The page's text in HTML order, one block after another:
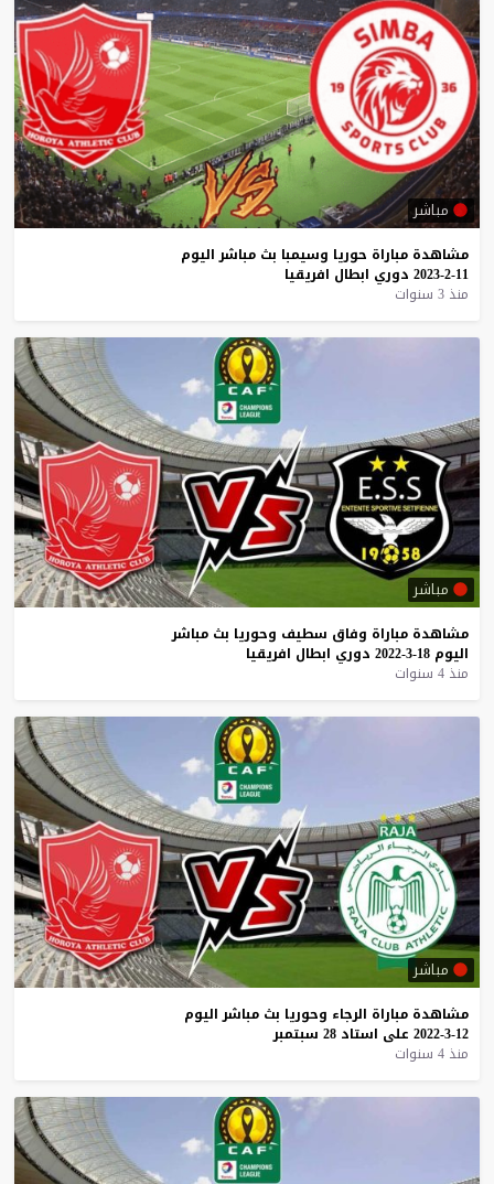
مباشر
مشاهدة مباراة حوريا وسيمبا بث مباشر اليوم
11-2-2023
دوري ابطال افريقيا
منذ 3 سنوات
مباشر
مشاهدة مباراة وفاق سطيف وحوريا بث مباشر
اليوم 18-3-2022 دوري ابطال افريقيا
منذ 4 سنوات
مباشر
مشاهدة مباراة الرجاء وحوريا بث مباشر اليوم
12-3-2022
على استاد 28 سبتمبر
منذ 4 سنوات